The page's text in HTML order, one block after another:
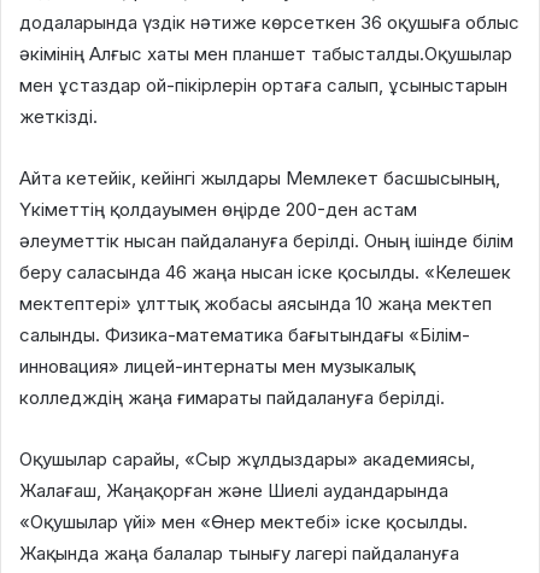
додаларында үздік нәтиже көрсеткен 36 оқушыға облыс
әкімінің Алғыс хаты мен планшет табысталды.Оқушылар
мен ұстаздар ой-пікірлерін ортаға салып, ұсыныстарын
жеткізді.
Айта кетейік, кейінгі жылдары Мемлекет басшысының,
Үкіметтің қолдауымен өңірде 200-ден астам
әлеуметтік нысан пайдалануға берілді. Оның ішінде білім
беру саласында 46 жаңа нысан іске қосылды. «Келешек
мектептері» ұлттық жобасы аясында 10 жаңа мектеп
салынды. Физика-математика бағытындағы «Білім-
инновация» лицей-интернаты мен музыкалық
колледждің жаңа ғимараты пайдалануға берілді.
Оқушылар сарайы, «Сыр жұлдыздары» академиясы,
Жалағаш, Жаңақорған және Шиелі аудандарында
«Оқушылар үйі» мен «Өнер мектебі» іске қосылды.
Жақында жаңа балалар тынығу лагері пайдалануға